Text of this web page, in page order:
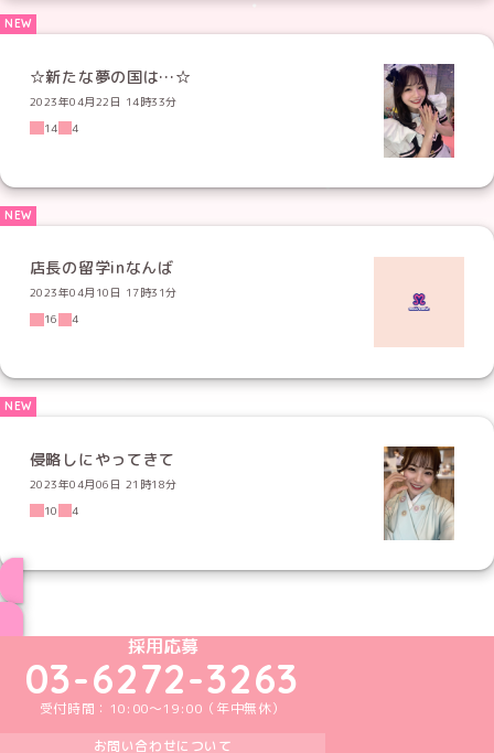
☆新たな夢の国は…☆
2023年04月22日 14時33分
14
4
店長の留学inなんば
2023年04月10日 17時31分
16
4
侵略しにやってきて
2023年04月06日 21時18分
10
4
めいどりーみんTikTok公式アカウント
めいどりーみんX公式アカウント
めいどりーみんInstagram公式アカウント
めいどりーみんFacebook公式アカウン
めいどりーみんYouTube公式アカ
採用応募
03-6272-3263
受付時間：10:00～19:00（年中無休）
お問い合わせについて